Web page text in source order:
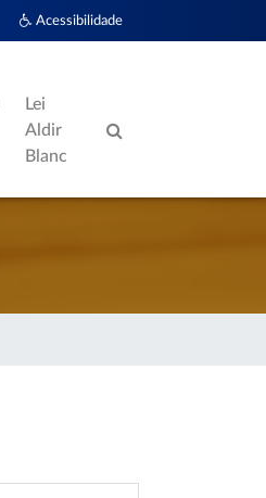
Acessibilidade
Lei
Aldir
Blanc